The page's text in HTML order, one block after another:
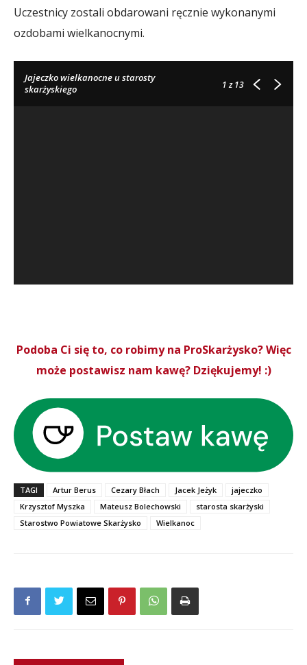
Uczestnicy zostali obdarowani ręcznie wykonanymi
ozdobami wielkanocnymi.
Jajeczko wielkanocne u starosty
skarżyskiego
1z 13
Podoba Ci się to, co robimy na ProSkarżysko? Więc
może postawisz nam kawę? Dziękujemy! :)
TAGI Artur Berus Cezary Błach Jacek Jeżyk
jajeczko
Krzysztof Myszka
Mateusz Bolechowski
starosta skarżyski
Starostwo Powiatowe Skarżysko
Wielkanoc